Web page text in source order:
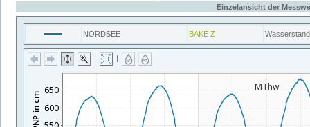
Einzelansicht der
NORDSEE BAKE Z Wasserstand
| |